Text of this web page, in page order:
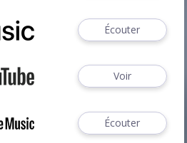
Écouter
Voir
Écouter